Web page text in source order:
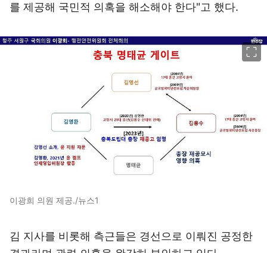
를 제공해 국민적 의혹을 해소해야 한다"고 했다.
이광희 의원 제공./뉴스1
김 지사를 비롯해 측근들은 경선으로 이뤄진 공정한